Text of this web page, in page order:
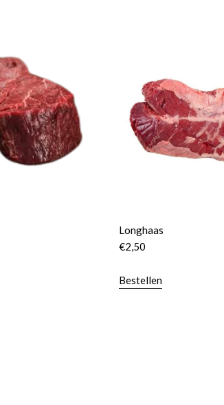
Longhaas
€2,50
Bestellen